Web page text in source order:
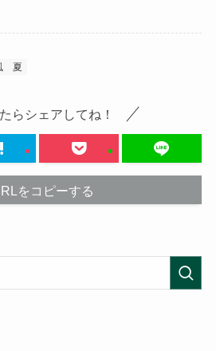
夏
らシェアしてね！
をコピーする